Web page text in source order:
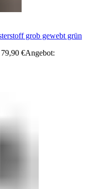
grob gewebt grün
€Angebot: